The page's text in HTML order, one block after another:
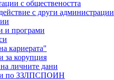
с обществеността
с други администрации
и програми
кариерата"
за корупция
личните дани
по ЗЗЛПСПОИН